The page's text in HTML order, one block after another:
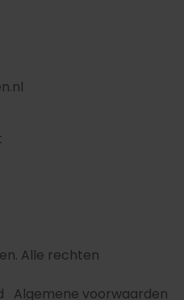
Alle rechten
Algemene voorwaarden